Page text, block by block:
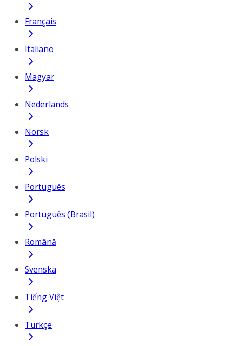
Français
Italiano
Magyar
Nederlands
Norsk
Polski
Português
Português (Brasil)
Română
Svenska
Tiếng Việt
Türkçe